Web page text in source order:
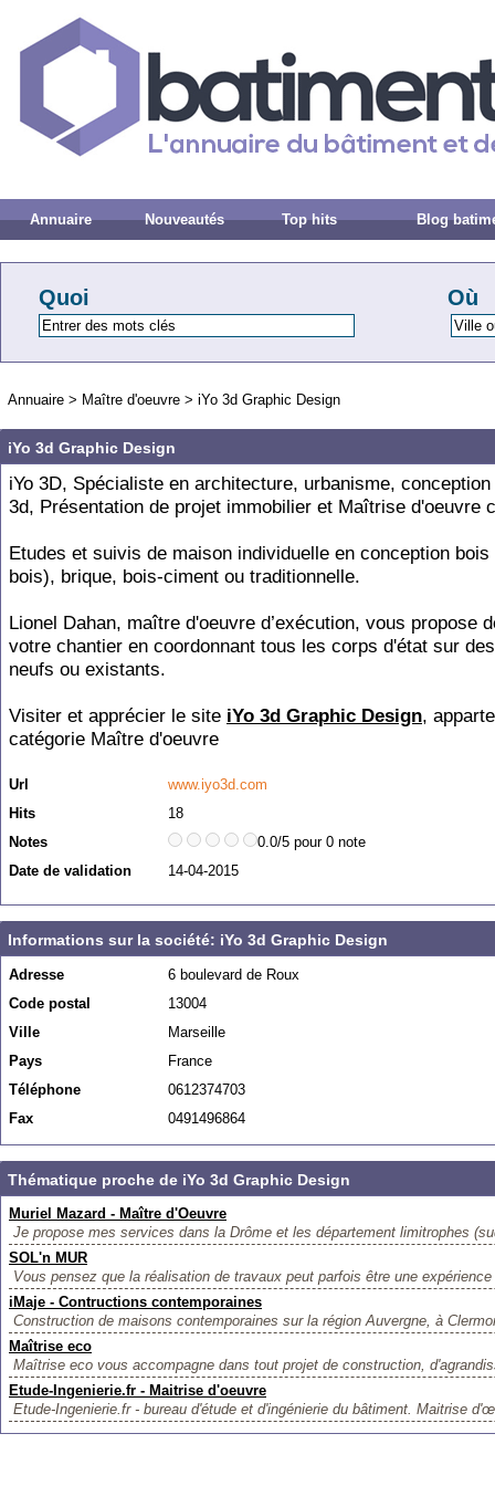
Annuaire Nouveautés Top hits Blog
Quoi Où
Annuaire > Maître d'oeuvre > iYo 3d Graphic Design
iYo 3d Graphic Design
iYo 3D, Spécialiste en architecture, urbanisme,
3d, Présentation de projet immobilier et Maîtrise d'oeuvre
Etudes et suivis de maison individuelle en conception
bois), brique, bois-ciment ou traditionnelle.
Lionel Dahan, maître d'oeuvre d’exécution, vous propose
votre chantier en coordonnant tous les corps d'état sur
neufs ou existants.
Visiter et apprécier le site iYo 3d Graphic Design,
catégorie Maître d'oeuvre
Url
www.iyo3d.com
Hits
18
Notes
0.0/5 pour 0 note
Date de validation
14-04-2015
Informations sur la société: iYo 3d Graphic Design
Adresse
6 boulevard de Roux
Code postal
13004
Ville
Marseille
Pays
France
Téléphone
0612374703
Fax
0491496864
Thématique proche de iYo 3d Graphic Design
Muriel Mazard - Maître d'Oeuvre
Je propose mes services dans la Drôme et les département limitrophes
SOL'n MUR
Vous pensez que la réalisation de travaux peut parfois être une
iMaje - Contructions contemporaines
Construction de maisons contemporaines sur la région Auvergne, à
Maîtrise eco
Maîtrise eco vous accompagne dans tout projet de construction,
Etude-Ingenierie.fr - Maitrise d'oeuvre
Etude-Ingenierie.fr - bureau d'étude et d'ingénierie du bâtiment. Maitrise